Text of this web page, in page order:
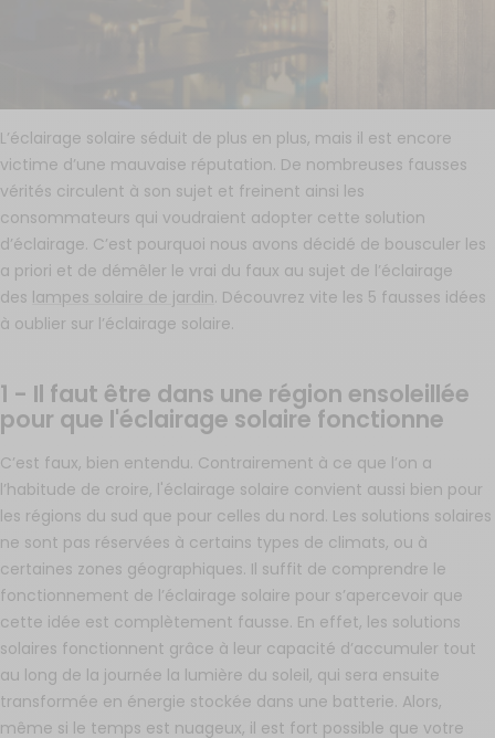
L’éclairage solaire séduit de plus en plus, mais il est encore
victime d’une mauvaise réputation. De nombreuses fausses
vérités circulent à son sujet et freinent ainsi les
consommateurs qui voudraient adopter cette solution
d’éclairage. C’est pourquoi nous avons décidé de bousculer les
a priori et de démêler le vrai du faux au sujet de l’éclairage
des lampes solaire de jardin. Découvrez vite les 5 fausses idées
à oublier sur l’éclairage solaire.
1 - Il faut être dans une région ensoleillée
pour que l'éclairage solaire fonctionne
C’est faux, bien entendu. Contrairement à ce que l’on a
l’habitude de croire, l'éclairage solaire convient aussi bien pour
les régions du sud que pour celles du nord. Les solutions solaires
ne sont pas réservées à certains types de climats, ou à
certaines zones géographiques. Il suffit de comprendre le
fonctionnement de l’éclairage solaire pour s’apercevoir que
cette idée est complètement fausse. En effet, les solutions
solaires fonctionnent grâce à leur capacité d’accumuler tout
au long de la journée la lumière du soleil, qui sera ensuite
transformée en énergie stockée dans une batterie. Alors,
même si le temps est nuageux, il est fort possible que votre